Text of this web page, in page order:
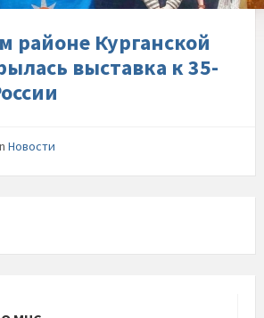
выставка-
к-35-
летию-
МЧС-
районе Курганской
выставка к 35-
Новости